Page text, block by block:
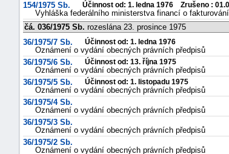
154/1975 Sb.
Účinnost od: 1. ledna 1976 Zrušeno :
Vyhláška federálního ministerstva financí o
čá. 036/1975 Sb. rozeslána 23. prosince 1975
36/1975/7 Sb.
Účinnost od: 1. ledna 1976
Oznámení o vydání obecných právních předpisů
36/1975/6 Sb.
Účinnost od: 13. října 1975
Oznámení o vydání obecných právních předpisů
36/1975/5 Sb.
Účinnost od: 1. listopadu 1975
Oznámení o vydání obecných právních předpisů
36/1975/4 Sb.
Oznámení o vydání obecných právních předpisů
36/1975/3 Sb.
Oznámení o vydání obecných právních předpisů
36/1975/2 Sb.
Oznámení o vydání obecných právních předpisů